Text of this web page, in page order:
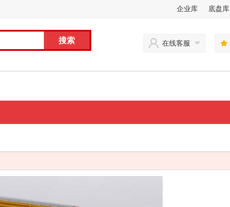
企业库 底盘库
在线客服